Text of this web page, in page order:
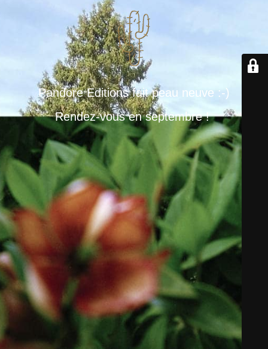
Pandore Editions fait peau neuve :-)
Rendez-vous en septembre !